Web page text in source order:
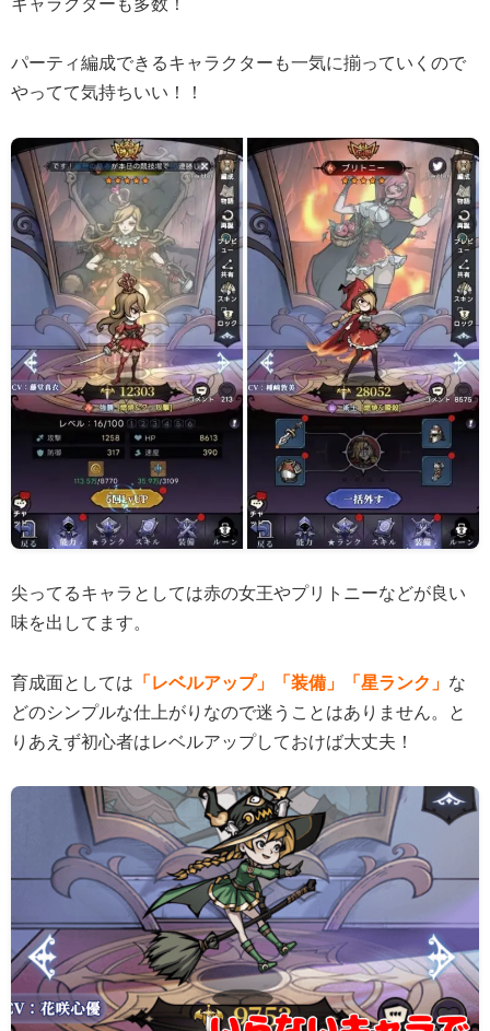
キャラクターも多数！
パーティ編成できるキャラクターも一気に揃っていくので
やってて気持ちいい！！
尖ってるキャラとしては赤の女王やプリトニーなどが良い
味を出してます。
育成面としては 「レベルアップ」「装備」「星ランク」 な
どのシンプルな仕上がりなので迷うことはありません。と
りあえず初心者はレベルアップしておけば大丈夫！